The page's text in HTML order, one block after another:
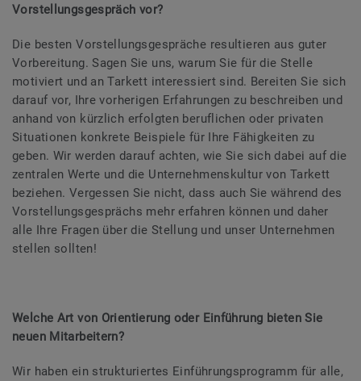
Vorstellungsgespräch vor?
Die besten Vorstellungsgespräche resultieren aus guter
Vorbereitung. Sagen Sie uns, warum Sie für die Stelle
motiviert und an Tarkett interessiert sind. Bereiten Sie sich
darauf vor, Ihre vorherigen Erfahrungen zu beschreiben und
anhand von kürzlich erfolgten beruflichen oder privaten
Situationen konkrete Beispiele für Ihre Fähigkeiten zu
geben. Wir werden darauf achten, wie Sie sich dabei auf die
zentralen Werte und die Unternehmenskultur von Tarkett
beziehen. Vergessen Sie nicht, dass auch Sie während des
Vorstellungsgesprächs mehr erfahren können und daher
alle Ihre Fragen über die Stellung und unser Unternehmen
stellen sollten!
Welche Art von Orientierung oder Einführung bieten Sie
neuen Mitarbeitern?
Wir haben ein strukturiertes Einführungsprogramm für alle,